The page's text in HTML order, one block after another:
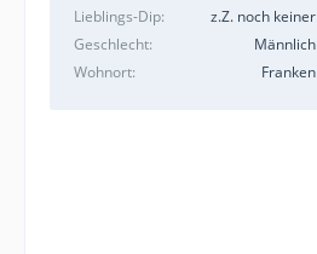
Lieblings-Dip
z.Z. noch keiner
Geschlecht
Männlich
Wohnort
Franken